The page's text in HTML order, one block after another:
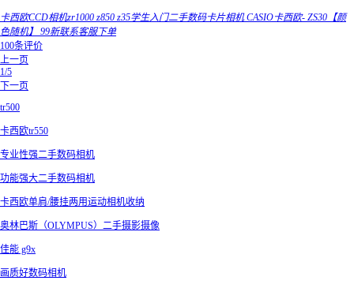
卡西欧CCD相机zr1000 z850 z35学生入门二手数码卡片相机 CASIO卡西欧- ZS30【颜
色随机】 99新联系客服下单
100条评价
上一页
1/5
下一页
tr500
卡西欧tr550
专业性强二手数码相机
功能强大二手数码相机
卡西欧单肩/腰挂两用运动相机收纳
奥林巴斯（OLYMPUS）二手摄影摄像
佳能 g9x
画质好数码相机